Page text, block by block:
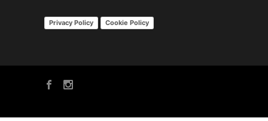
Privacy Policy Cookie Policy